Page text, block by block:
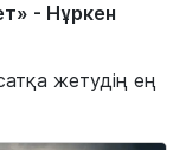
- Нұркен
жетудің ең